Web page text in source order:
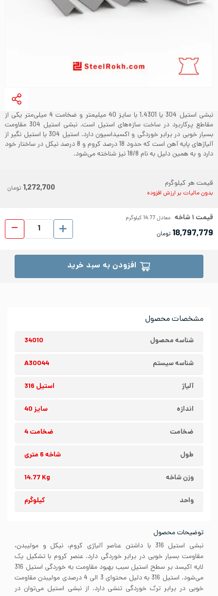
مشخصات محصول
شناسه محصول 34010
شناسه سیستم A30044
آلیاژ استیل 316
اندازه سایز 40
ضخامت ضخامت 4
طول شاخه 6 متری
وزن شاخه 14.77 Kg
واحد کیلوگرم
توضیحات محصول
نبشی استیل 316 با داشتن عناصر آلیاژی کروم، نیکل و مولیبدن،
مقاومت بسیار خوبی در برابر خوردگی دارد. عنصر کروم با تشکیل یک
لایه اکیسد بر سطح استیل سبب بهبود مقاومت به خوردگی استیل 316
می‌شود. استیل 316 به دلیل محتوای 3 الی 4 درصدی مولیبدن مقاومت
خوبی در برابر ترک خوردگی تنشی دارد. از نبشی استیل می‌توان در
نبشی استیل 304 یا 1.4301 با سایز 40 میلیمتر و ضخامت 4 میلی‌متر یکی از
مقاطع پرکاربرد در ساخت سازه‌های استیل است. نبشی استیل 304 مقاومت
بسیار خوبی در برابر خوردگی و اکسیداسیون دارد. استیل 304 یا استیل نگیر از
آلیاژهای پایه آهن است که حدود 18 درصد کروم و 8 درصد نیکل در ساختار خود
دارد و به همین دلیل به نام 18/8 نیز شناخته می‌شود.
قیمت هر کیلوگرم
بدون مالیات بر ارزش افزوده 1,272,700 تومان
قیمت ۱شاخه معادل14.77 کیلوگرم
18,797,779 تومان
نبشی
افزودن به سبد خرید